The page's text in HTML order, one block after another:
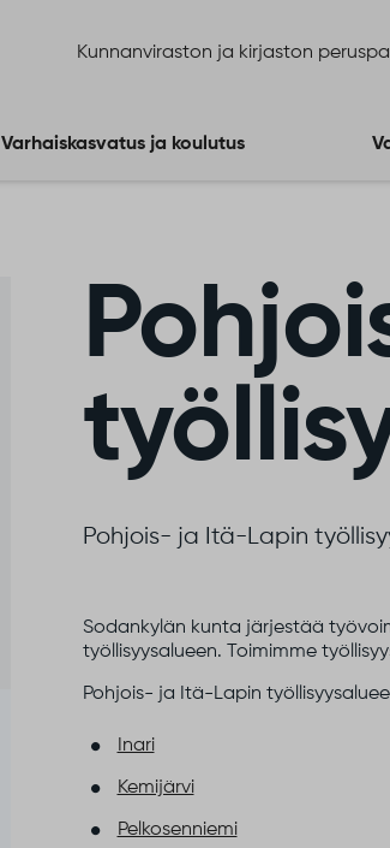
Kunnanviraston ja kirjaston
Varhaiskasvatus ja koulutus
Pohjois- ja Itä-Lapin
Sodankylän kunta järjestää
työllisyysalueen. Toimimme
Pohjois- ja Itä-Lapin
Inari
Kemijärvi
Pelkosenniemi